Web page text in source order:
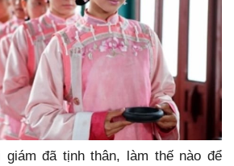
giám đã tịnh thân, làm thế nào để